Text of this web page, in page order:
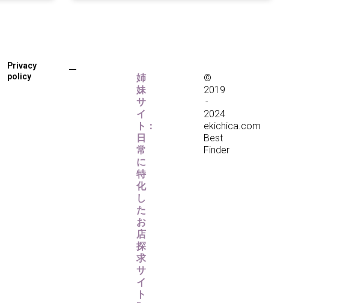
Privacy
policy
姉
妹
サ
イ
ト：
日
常
に
特
化
し
た
お
店
探
求
サ
イ
ト
©
2019
-
2024
ekichica.com
Best
Finder